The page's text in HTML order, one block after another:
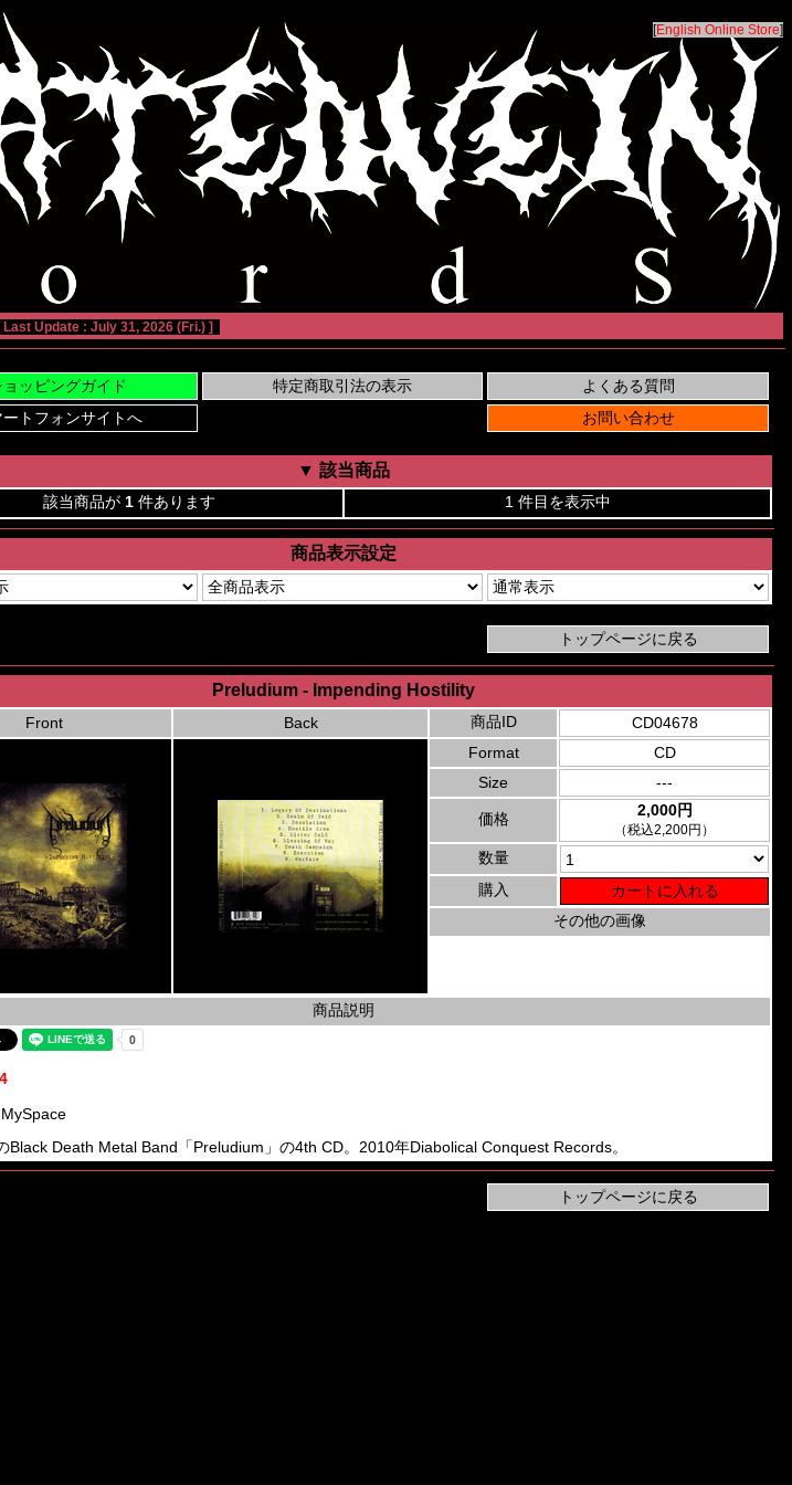
[English Online Store]
Last Update : July 31, 2026 (Fri.) ]
▼ 該当商品
該当商品が 1 件あります 1 件目を表示中
商品表示設定
Preludium - Impending Hostility
Front Back 商品ID
CD04678
Format
CD
Size
---
価格 2,000円
（税込2,200円）
数量
購入
その他の画像
商品説明
4
Black Death Metal Band「Preludium」の4th CD。2010年Diabolical Conquest Records。